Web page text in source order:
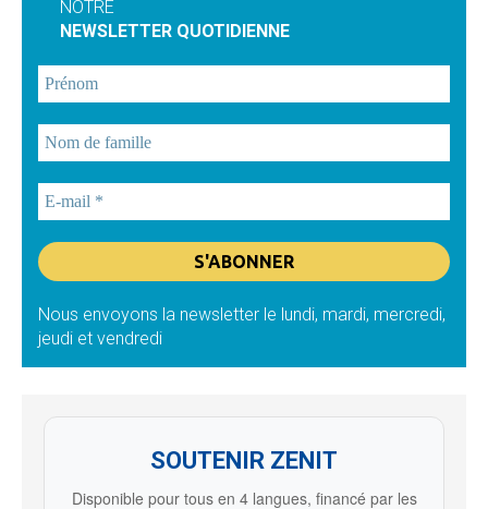
NOTRE
NEWSLETTER QUOTIDIENNE
Nous envoyons la newsletter le lundi, mardi, mercredi,
jeudi et vendredi
SOUTENIR ZENIT
Disponible pour tous en 4 langues, financé par les